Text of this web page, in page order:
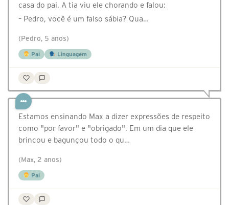
casa do pai. A tia viu ele chorando e falou:
– Pedro, você é um falso sábia? Qua…
(Pedro, 5 anos)
Pai Linguagem
Estamos ensinando Max a dizer expressões de respeito
como "por favor" e "obrigado". Em um dia que ele
brincou e bagunçou todo o qu…
(Max, 2 anos)
Pai